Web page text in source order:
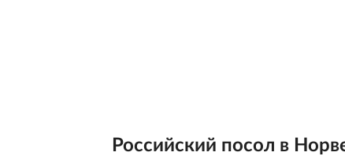
Российский посол в